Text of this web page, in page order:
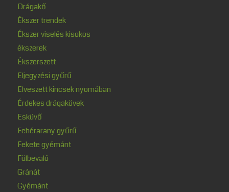
Drágakő
Ékszer trendek
Ékszer viselés kisokos
ékszerek
Ékszerszett
Eljegyzési gyűrű
Elveszett kincsek nyomában
Érdekes drágakövek
Esküvő
Fehérarany gyűrű
Fekete gyémánt
Fülbevaló
Gránát
Gyémánt